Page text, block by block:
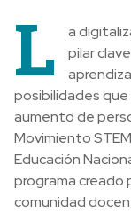
L
a
pilar
posibilidades
aumento de
Movimiento
Educación
programa creado
comunidad